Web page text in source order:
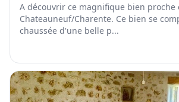
A découvrir ce magnifique bien proche
Chateauneuf/Charente. Ce bien se
chaussée d'une belle p...